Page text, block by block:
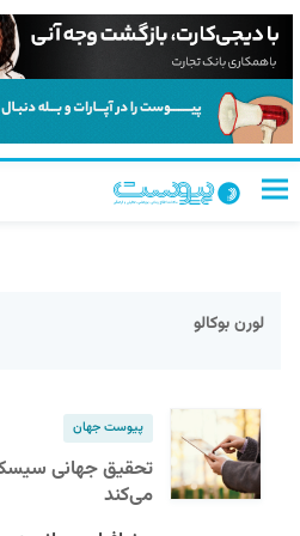
لورن بوکالو
پیوست جهان
تحقیق جهانی سیسکو
می‌کند